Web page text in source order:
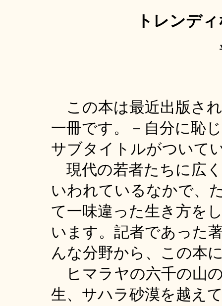
トレンデ
この本は最近出版さ
一冊です。－自分に恥
サブタイトルがついて
現代の若者たちに広
いわれているなかで、
て一味違った生き方を
います。記者であった
んな分野から、この本
ヒマラヤの六千の山
生、サハラ砂漠を越え